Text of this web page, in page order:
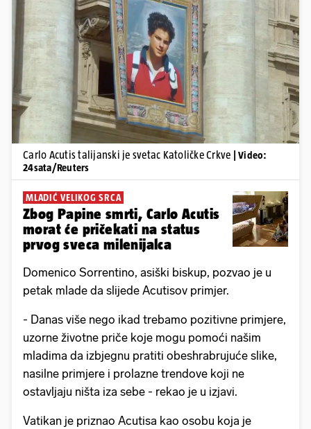
Pokretanje videa...
Carlo Acutis talijanski je svetac Katoličke Crkve
| Video:
24sata/Reuters
MLADIĆ VELIKOG SRCA
Zbog Papine smrti, Carlo Acutis
morat će pričekati na status
prvog sveca milenijalca
Domenico Sorrentino, asiški biskup, pozvao je u
petak mlade da slijede Acutisov primjer.
- Danas više nego ikad trebamo pozitivne primjere,
uzorne životne priče koje mogu pomoći našim
mladima da izbjegnu pratiti obeshrabrujuće slike,
nasilne primjere i prolazne trendove koji ne
ostavljaju ništa iza sebe - rekao je u izjavi.
Vatikan je priznao Acutisa kao osobu koja je